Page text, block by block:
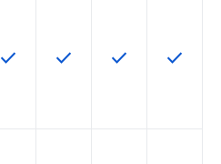
Esta función está disponible en
check Esta función está
check Esta función
check Esta
check